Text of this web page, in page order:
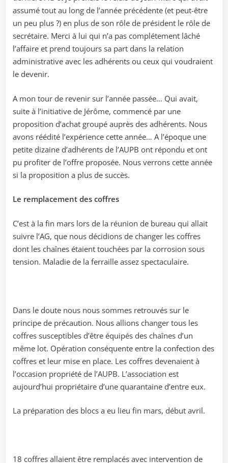
assumé tout au long de l’année précédente (et peut-être
un peu plus ?) en plus de son rôle de président le rôle de
secrétaire. Merci à lui qui n’a pas complétement lâché
l’affaire et prend toujours sa part dans la relation
administrative avec les adhérents ou ceux qui voudraient
le devenir.
A mon tour de revenir sur l’année passée… Qui avait,
suite à l’initiative de Jérôme, commencé par une
proposition d’achat groupé auprès des adhérents. Nous
avons réédité l’expérience cette année… A l’époque une
petite dizaine d’adhérents de l’AUPB ont répondu et ont
pu profiter de l’offre proposée. Nous verrons cette année
si la proposition a plus de succès.
Le remplacement des coffres
C’est à la fin mars lors de la réunion de bureau qui allait
suivre l’AG, que nous décidions de changer les coffres
dont les chaînes étaient touchées par la corrosion sous
tension. Maladie de la ferraille assez spectaculaire.
Dans le doute nous nous sommes retrouvés sur le
principe de précaution. Nous allions changer tous les
coffres susceptibles d’être équipés des chaînes d’un
même lot. Opération conséquente entre la confection des
coffres et leur mise en place. Les coffres devenaient à
l’occasion propriété de l’AUPB. L’association est
aujourd’hui propriétaire d’une quarantaine d’entre eux.
La préparation des blocs a eu lieu fin mars, début avril.
18 coffres allaient être remplacés avec intervention de